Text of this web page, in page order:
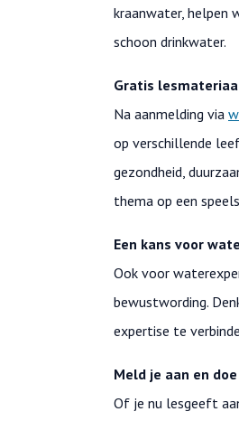
kraanwater, helpen
schoon drinkwater.
Gratis
Na aanmelding via
op verschillende
gezondheid,
thema op een
Een kans voor
Ook voor
bewustwording.
expertise te
Meld je aan en
Of je nu lesgeeft